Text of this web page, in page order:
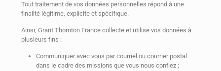
Tout traitement de vos données personnelles répond à une
finalité légitime, explicite et spécifique.
Ainsi, Grant Thornton France collecte et utilise vos données à
plusieurs fins :
Communiquer avec vous par courriel ou courrier postal
dans le cadre des missions que vous nous confiez ;